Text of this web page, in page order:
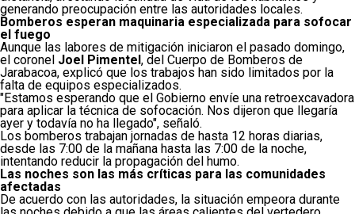
generando preocupación entre las autoridades locales.
Bomberos esperan maquinaria especializada para sofocar
el fuego
Aunque las labores de mitigación iniciaron el pasado domingo,
el coronel Joel Pimentel, del Cuerpo de Bomberos de
Jarabacoa, explicó que los trabajos han sido limitados por la
falta de equipos especializados.
"Estamos esperando que el Gobierno envíe una retroexcavadora
para aplicar la técnica de sofocación. Nos dijeron que llegaría
ayer y todavía no ha llegado", señaló.
Los bomberos trabajan jornadas de hasta 12 horas diarias,
desde las 7:00 de la mañana hasta las 7:00 de la noche,
intentando reducir la propagación del humo.
Las noches son las más críticas para las comunidades
afectadas
De acuerdo con las autoridades, la situación empeora durante